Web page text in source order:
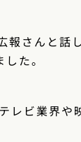
報さんと話
た。
レビ業界や